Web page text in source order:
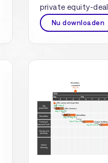
private equity-
Nu downloaden